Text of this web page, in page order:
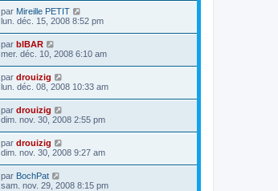
par Mireille PETIT
lun. déc. 15, 2008 8:52 pm
par bIBAR
mer. déc. 10, 2008 6:10 am
par drouizig
lun. déc. 08, 2008 10:33 am
par drouizig
dim. nov. 30, 2008 2:55 pm
par drouizig
dim. nov. 30, 2008 9:27 am
par BochPat
sam. nov. 29, 2008 8:15 pm